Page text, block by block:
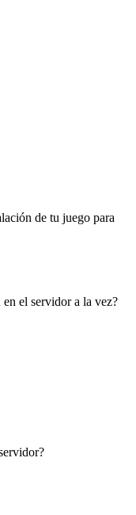
de tu juego para
en el servidor a la vez?